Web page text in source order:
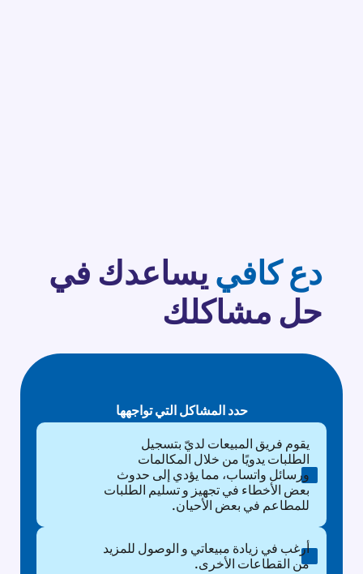
دع كافييساعدك في
حل مشاكلك
حدد المشاكل التي تواجهها
يقوم فريق المبيعات لديّ بتسجيل
الطلبات يدويًا من خلال المكالمات
ورسائل واتساب، مما يؤدي إلى حدوث
بعض الأخطاء في تجهيز و تسليم الطلبات
للمطاعم في بعض الأحيان.
أرغب في زيادة مبيعاتي و الوصول للمزيد
من القطاعات الأخرى.
مشاكل
رجوع